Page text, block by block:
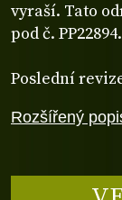
Rozšířený
vyraší. Tato
pod č. PP22894.
Poslední